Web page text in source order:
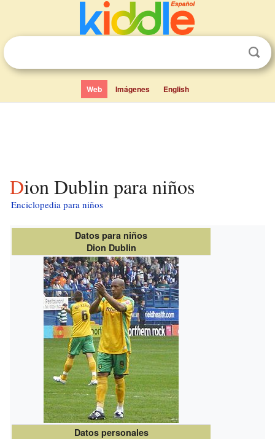
Web Imágenes English
Dion Dublin para niños
Enciclopedia para niños
Datos para niños
Dion Dublin
Datos personales